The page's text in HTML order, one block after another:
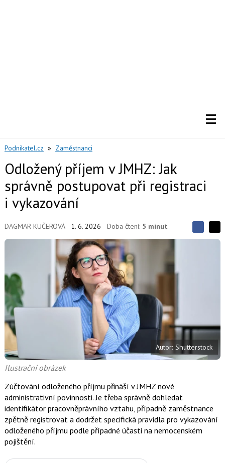
Podnikatel.cz » Zaměstnanci
Odložený příjem v JMHZ: Jak
správně postupovat při registraci
i vykazování
DAGMAR KUČEROVÁ 1. 6. 2026 Doba čtení: 5 minut
SS
c
e
b
o
o
k
t
i
X
Autor: Shutterstock
Ilustrační obrázek
Zúčtování odloženého příjmu přináší v JMHZ nové
administrativní povinnosti. Je třeba správně dohledat
identifikátor pracovněprávního vztahu, případně zaměstnance
zpětně registrovat a dodržet specifická pravidla pro vykazování
odloženého příjmu podle případné účasti na nemocenském
pojištění.